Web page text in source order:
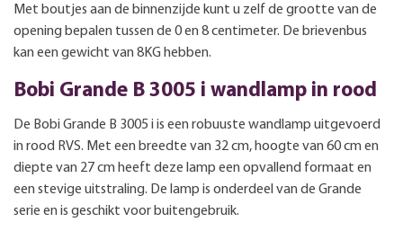
Met boutjes aan de binnenzijde kunt u zelf de grootte van de
opening bepalen tussen de 0 en 8 centimeter. De brievenbus
kan een gewicht van 8KG hebben.
Bobi Grande B 3005 i wandlamp in rood
De Bobi Grande B 3005 i is een robuuste wandlamp uitgevoerd
in rood RVS. Met een breedte van 32 cm, hoogte van 60 cm en
diepte van 27 cm heeft deze lamp een opvallend formaat en
een stevige uitstraling. De lamp is onderdeel van de Grande
serie en is geschikt voor buitengebruik.